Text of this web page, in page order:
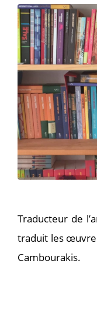
Traducteur de
traduit les
Cambourakis.